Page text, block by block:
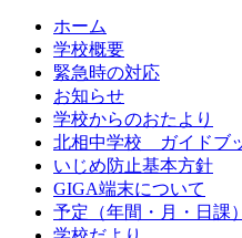
ホーム
学校概要
緊急時の対応
お知らせ
学校からのおたより
北相中学校 ガイドブ
いじめ防止基本方針
GIGA端末について
予定（年間・月・日課）